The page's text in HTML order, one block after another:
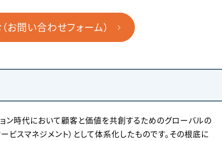
お問い合わせフォーム）
ョン時代において顧客と価値を共創するためのグローバルの
ビスマネジメント）として体系化したものです。その根底に